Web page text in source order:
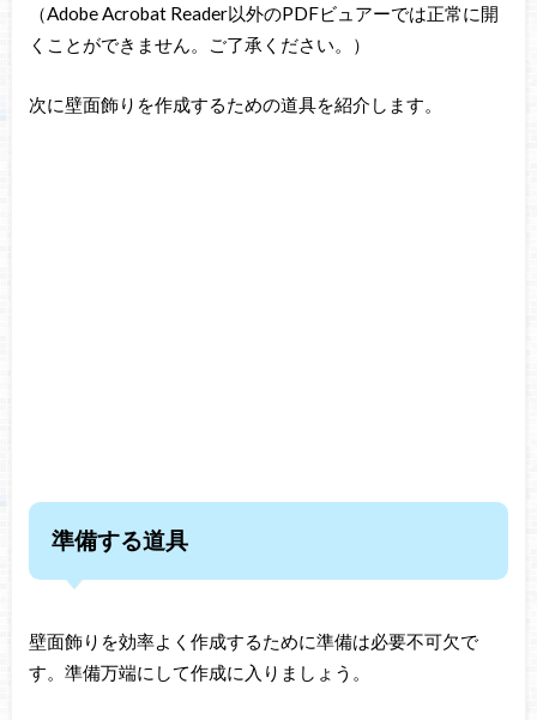
（Adobe Acrobat Reader以外のPDFビュアーでは正常に開
くことができません。ご了承ください。）
次に壁面飾りを作成するための道具を紹介します。
準備する道具
壁面飾りを効率よく作成するために準備は必要不可欠で
す。準備万端にして作成に入りましょう。